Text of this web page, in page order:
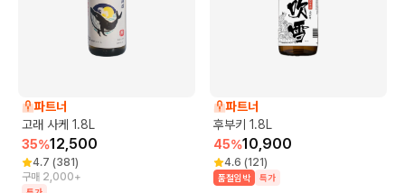
파트너
고래 사케 1.8L
35%12,500
4.7 (381)
구매 2,000+
파트너
후부키 1.8L
45%10,900
4.6 (121)
품절임박 특가